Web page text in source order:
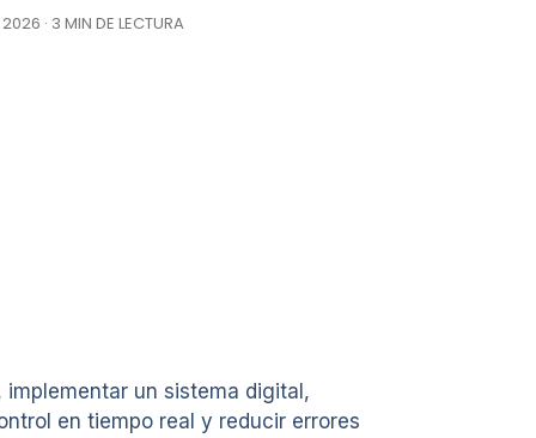
2026 · 3 MIN DE LECTURA
un sistema digital,
en tiempo real y reducir errores